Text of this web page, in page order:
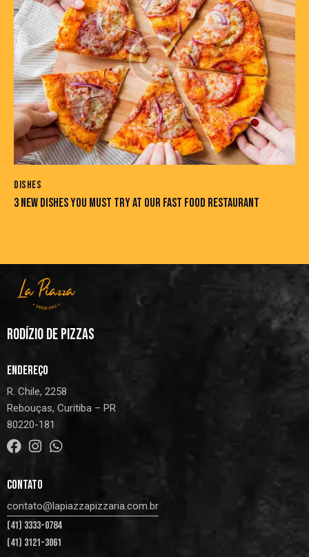
DISHES
3 NEW DISHES YOU MUST TRY AT OUR FAST FOOD RESTAURANT
RODÍZIO DE PIZZAS
ENDEREÇO
R. Chile, 2258
Rebouças, Curitiba – PR
80220-181
CONTATO
contato@lapiazzapizzaria.com.br
(41) 3333-0784
(41) 3121-3061